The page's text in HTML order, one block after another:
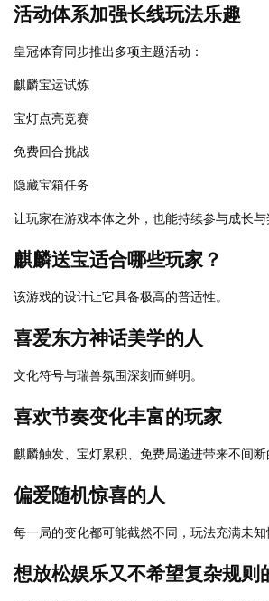
活动体系加强长线玩法乐趣
皇冠体育同步推出多项主题活动：
麒麟宝运试炼
宝灯点亮竞赛
免费回合挑战
隐藏宝箱任务
让玩家在游戏本体之外，也能持续参与成长与
麒麟送宝适合哪些玩家？
该游戏的设计让它具备极高的普适性。
喜爱东方神话美学的人
文化符号与瑞兽氛围深刻而鲜明。
喜欢节奏变化丰富的玩家
麒麟触发、宝灯累积、免费局递进带来不间断
偏爱随机惊喜的人
每一局的变化都可能截然不同，玩法充满未知
想放松娱乐又不希望复杂规则